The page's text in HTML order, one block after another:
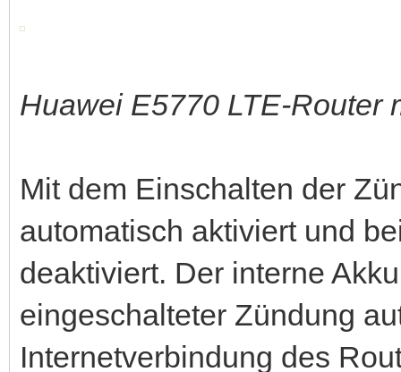
Huawei E5770 LTE-Router
Mit dem Einschalten der
automatisch aktiviert und
deaktiviert. Der interne
eingeschalteter Zündung
Internetverbindung des